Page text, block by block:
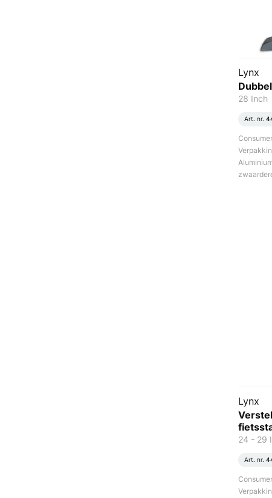
Lynx
28 Inch
Art. nr.
Lynx
24 - 29
Art. nr.